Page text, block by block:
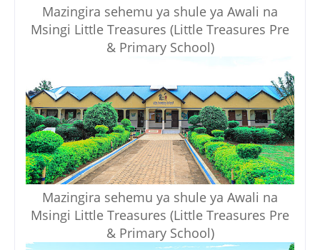
Mazingira sehemu ya shule ya Awali na
Msingi Little Treasures (Little Treasures Pre
& Primary School)
Mazingira sehemu ya shule ya Awali na
Msingi Little Treasures (Little Treasures Pre
& Primary School)